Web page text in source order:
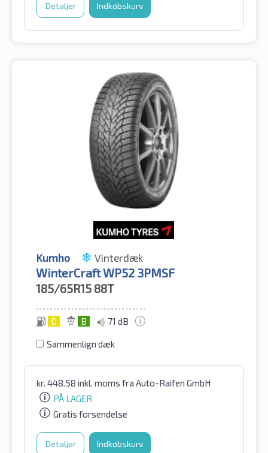
Detaljer Indkøbskurv
Kumho Vinterdæk
WinterCraft WP52 3PMSF
185/65R15 88T
D B 71 dB
Sammenlign dæk
kr. 448.58 inkl. moms fra Auto-Raifen GmbH
PÅ LAGER
Gratis forsendelse
Detaljer Indkøbskurv